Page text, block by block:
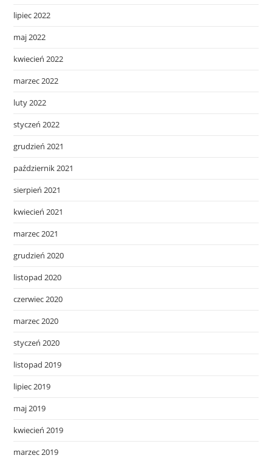
lipiec 2022
maj 2022
kwiecień 2022
marzec 2022
luty 2022
styczeń 2022
grudzień 2021
październik 2021
sierpień 2021
kwiecień 2021
marzec 2021
grudzień 2020
listopad 2020
czerwiec 2020
marzec 2020
styczeń 2020
listopad 2019
lipiec 2019
maj 2019
kwiecień 2019
marzec 2019